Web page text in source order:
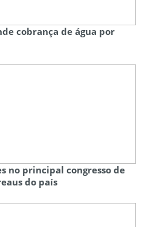
cobrança de água por
no principal congresso de
do país